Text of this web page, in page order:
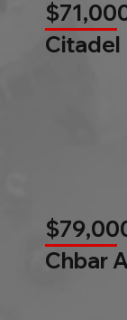
Citadel
Chbar